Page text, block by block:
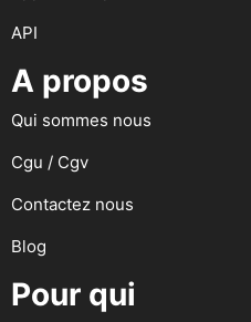
API
A propos
Qui sommes nous
Cgu / Cgv
Contactez nous
Blog
Pour qui